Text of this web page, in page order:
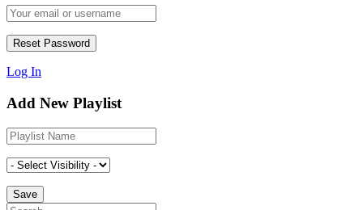
Log In
Add New Playlist